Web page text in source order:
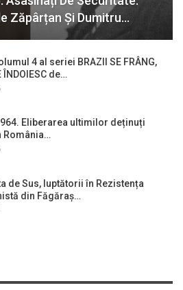
Zăpârțan Și Dumitru…
4 al seriei BRAZII SE FRÂNG,
ÎNDOIESC de…
Eliberarea ultimilor deținuți
România…
de Sus, luptătorii în Rezistența
din Făgăraș…